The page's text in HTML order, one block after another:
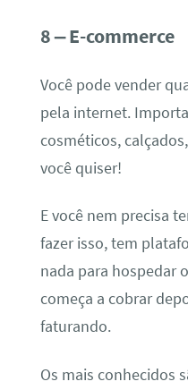
8 – E-commerce
Você pode vender
pela internet.
cosméticos,
você quiser!
E você nem precisa
fazer isso, tem
nada para hospedar
começa a cobrar
faturando.
Os mais conhecidos